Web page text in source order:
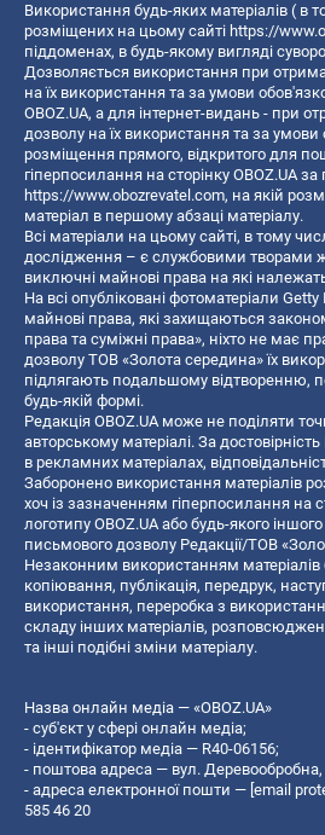
Використання будь-яких матеріалів ( в
розміщених на цьому сайті https://
піддоменах, в будь-якому вигляді
Дозволяється використання при
на їх використання та за умови
OBOZ.UA, а для інтернет-видань - при
дозволу на їх використання та за умови
розміщення прямого, відкритого для
гіперпосилання на сторінку OBOZ.UA
https://www.obozrevatel.com, на якій
матеріал в першому абзаці матеріалу.
Всі матеріали на цьому сайті, в тому
дослідження – є службовими творами
виключні майнові права на які
На всі опубліковані фотоматеріали
майнові права, які захищаються
права та суміжні права», ніхто не має
дозволу ТОВ «Золота середина» їх
підлягають подальшому відтворенню,
будь-якій формі.
Редакція OBOZ.UA може не поділяти
авторському матеріалі. За
в рекламних матеріалах,
Заборонено використання матеріалів
хоч із зазначенням гіперпосилання на
логотипу OBOZ.UA або будь-якого
письмового дозволу Редакції/ТОВ
Незаконним використанням
копiювання, публiкацiя, передрук,
використання, переробка з
складу інших матеріалів,
та інші подібні зміни матеріалу.
Назва онлайн медіа — «OBOZ.UA»
- суб'єкт у сфері онлайн медіа;
- ідентифікатор медіа — R40-06156;
- поштова адреса — вул. Деревообробна,
- адреса електронної пошти — [email
585 46 20